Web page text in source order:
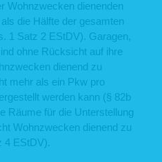
Wohnzwecken dienenden
die Hälfte der gesamten
1 Satz 2 EStDV). Garagen,
ohne Rücksicht auf ihre
dienend zu
mehr als ein Pkw pro
werden kann (§ 82b
Räume für die Unterstellung
Wohnzwecken dienend zu
4 EStDV).
Daten, sind Sie eine betroffene Person
Rechten gegenüber uns:
eine Bestätigung darüber verlangen,
verarbeiten, können Sie von uns über
Daten, die wir verarbeiten;
von Empfängern, gegenüber denen
Daten offengelegt haben bzw. offenlegen